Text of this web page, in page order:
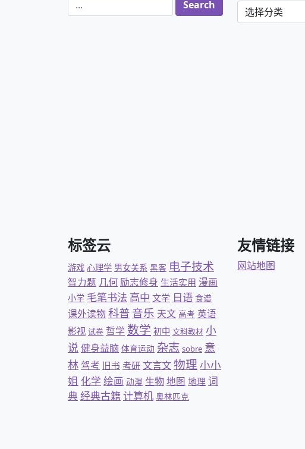
分类
标签云
游戏 心理学 男女关系 黑客 电子技术
智力题 几何 励志修身 生活实用 漫画
小学 毛笔书法 高中 文学 日语 食谱
课外读物科普 音乐 天文 高考 英语
影视 试卷 哲学 数学 初中 文科教材 小
说 健身益脑 体育运动 杂志 sobre 意
林 驾考 旧书 考研 文言文物理 小小
姐 化学 绘画 动漫 生物地图 地理 词
典 经典古籍计算机 奥林匹克
友情链接
网站地图